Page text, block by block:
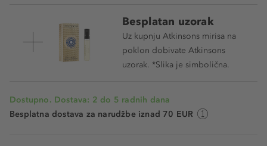
Besplatan uzorak
Uz kupnju Atkinsons mirisa na
poklon dobivate Atkinsons
uzorak. *Slika je simbolična.
Dostupno. Dostava: 2 do 5 radnih dana
Besplatna dostava za narudžbe iznad 70 EUR